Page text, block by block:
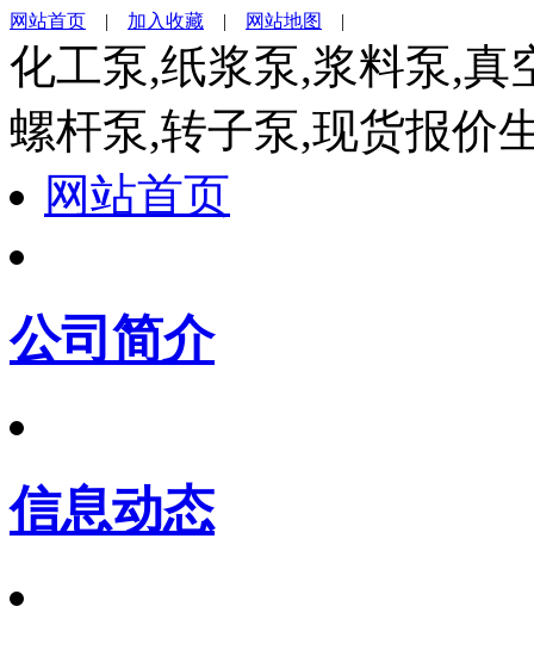
网站首页 | 加入收藏 | 网站地图 |
化工泵,纸浆泵,浆料泵,真
螺杆泵,转子泵,现货报价
网站首页
公司简介
信息动态